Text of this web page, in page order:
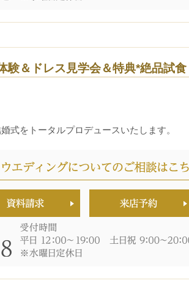
験＆ドレス見学会＆特典*絶品試食
式をトータルプロデュースいたします。